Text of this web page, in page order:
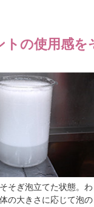
の使用感を
そぎ泡立てた状態。わ
の大きさに応じて泡の